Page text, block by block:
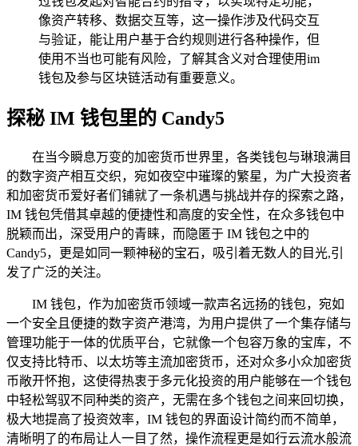
像资产转移、数据交互等，这一操作涉及代码交互
与验证，能让用户基于合约规则进行各种操作，但
使用不当也可能有风险，了解其含义对合理使用im
钱包及参与区块链活动有重要意义。
探秘 IM 钱包里的 Candy5
在当今瞬息万变的加密货币世界里，各类钱包与琳琅满目
的数字资产相互交织，宛如夜空中璀璨的繁星，为广大投资者
和加密货币爱好者们铺就了一条机遇与挑战并存的探索之路，
IM 钱包凭借其卓越的便捷性和高度的安全性，在众多钱包中
脱颖而出，深受用户的青睐，而隐匿于 IM 钱包之中的
Candy5，更是如同一颗神秘的宝石，吸引着无数人的目光,引
发了广泛的关注。
IM 钱包，作为加密货币领域一款声名远扬的钱包，宛如
一个安全且便捷的数字资产港湾，为用户提供了一个集存储与
管理功能于一体的优质平台，它就像一个包容万象的宝库，不
仅支持比特币、以太坊等主流加密货币，还对众多小众加密货
币敞开怀抱，这使得热衷于多元化投资的用户能够在一个钱包
中轻松驾驭不同种类的资产，无需在多个钱包之间来回切换，
极大地提高了投资效率，IM 钱包的界面设计简约而不简单，
清晰明了的布局让人一目了然，操作流程更是如行云流水般流